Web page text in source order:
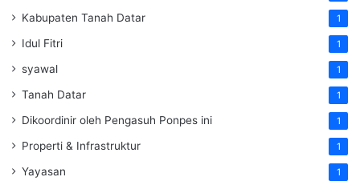
Kabupaten Tanah Datar 1
Idul Fitri 1
syawal 1
Tanah Datar 1
Dikoordinir oleh Pengasuh Ponpes ini 1
Properti & Infrastruktur 1
Yayasan 1